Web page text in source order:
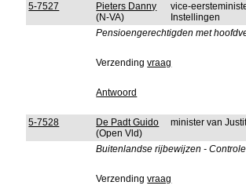
5-7527
Pieters Danny
(N-VA)
vice-
Instellingen
Pensioengerechtigden met
Verzendingvraag
Antwoord
5-7528
De Padt Guido
(Open Vld)
minister van
Buitenlandse rijbewijzen -
Verzendingvraag